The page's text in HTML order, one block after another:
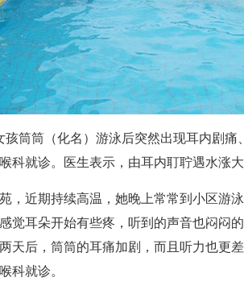
筒（化名）游泳后突然出现耳内剧痛
科就诊。医生表示，由耳内耵聍遇水涨
近期持续高温，她晚上常常到小区游泳
觉耳朵开始有些疼，听到的声音也闷闷
天后，筒筒的耳痛加剧，而且听力也更
科就诊。